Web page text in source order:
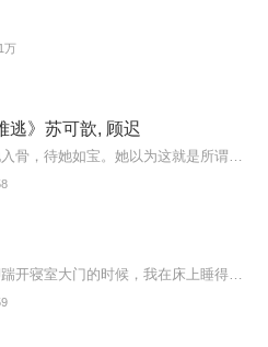
万
逃》苏可歆, 顾迟